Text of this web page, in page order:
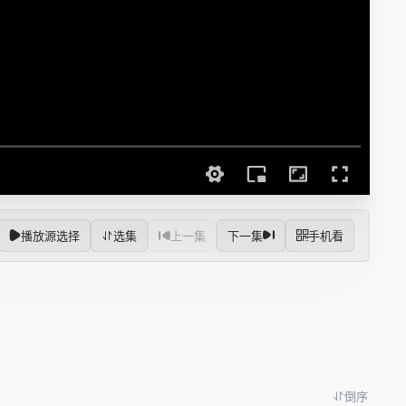
播放源选择 选集 上一集 下一集 手机看
倒序